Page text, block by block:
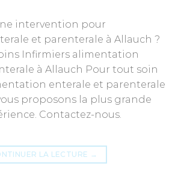
intervention pour
et parenterale à Allauch ?
Infirmiers alimentation
à Allauch Pour tout soin
enterale et parenterale
proposons la plus grande
Contactez-nous.
LA LECTURE →